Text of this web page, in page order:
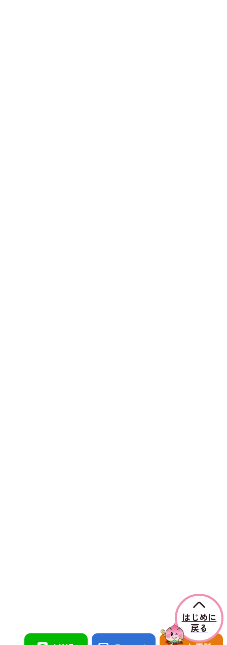
はじめに
戻る